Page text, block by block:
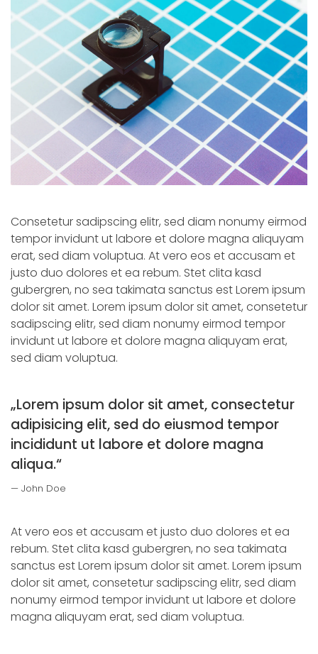
Consetetur sadipscing elitr, sed diam nonumy eirmod
tempor invidunt ut labore et dolore magna aliquyam
erat, sed diam voluptua. At vero eos et accusam et
justo duo dolores et ea rebum. Stet clita kasd
gubergren, no sea takimata sanctus est Lorem ipsum
dolor sit amet. Lorem ipsum dolor sit amet, consetetur
sadipscing elitr, sed diam nonumy eirmod tempor
invidunt ut labore et dolore magna aliquyam erat,
sed diam voluptua.
„Lorem ipsum dolor sit amet, consectetur
adipisicing elit, sed do eiusmod tempor
incididunt ut labore et dolore magna
aliqua.“
John Doe
At vero eos et accusam et justo duo dolores et ea
rebum. Stet clita kasd gubergren, no sea takimata
sanctus est Lorem ipsum dolor sit amet. Lorem ipsum
dolor sit amet, consetetur sadipscing elitr, sed diam
nonumy eirmod tempor invidunt ut labore et dolore
magna aliquyam erat, sed diam voluptua.